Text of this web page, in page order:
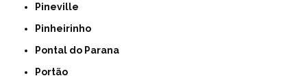
Pineville
Pinheirinho
Pontal do Parana
Portão